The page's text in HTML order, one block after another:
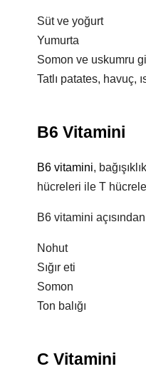
Süt ve yoğurt
Yumurta
Somon ve uskumru
Tatlı patates, havuç,
B6 Vitamini
B6 vitamini,
hücreleri ile T
B6 vitamini
Nohut
Sığır eti
Somon
Ton balığı
C Vitamini